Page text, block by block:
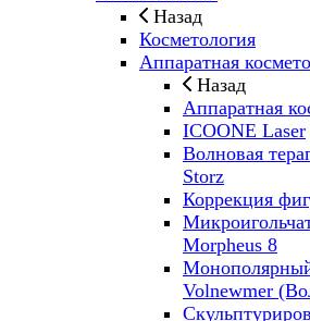
Назад
Косметология
Аппаратная
Назад
Аппаратная
ICOONE Laser
Волновая
Storz
Коррекция
Morpheus 8
Volnewmer